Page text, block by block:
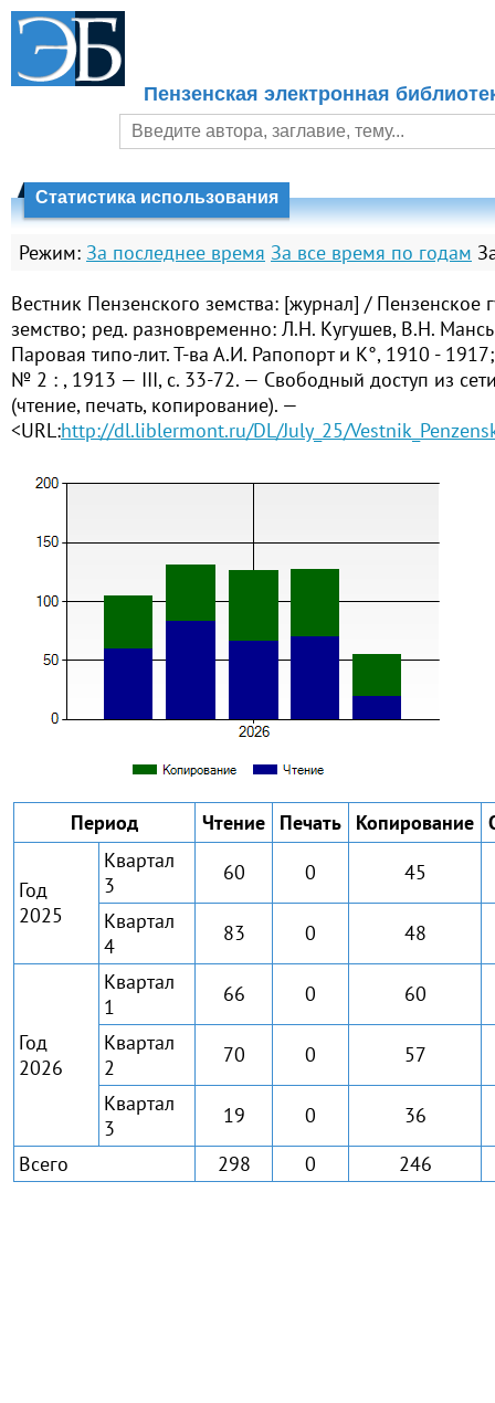
Пензенская электронная
Статистика использования
Режим: За последнее время За все время по годам
Вестник Пензенского земства: [журнал] / Пензенское
земство; ред. разновременно: Л.Н. Кугушев, В.Н.
Паровая типо-лит. Т-ва А.И. Рапопорт и К°, 1910 -
№ 2 : , 1913 — III, с. 33-72. — Свободный доступ из
(чтение, печать, копирование). —
<URL:http://dl.liblermont.ru/DL/July_25/
Период Чтение Печать Копирование
Год
2025
Квартал
3
60 0
45
Квартал
4
83 0 48
Год
2026
Квартал
1
66 0
60
Квартал
2
70 0
57
Квартал
3
19 0
36
Всего
298 0 246